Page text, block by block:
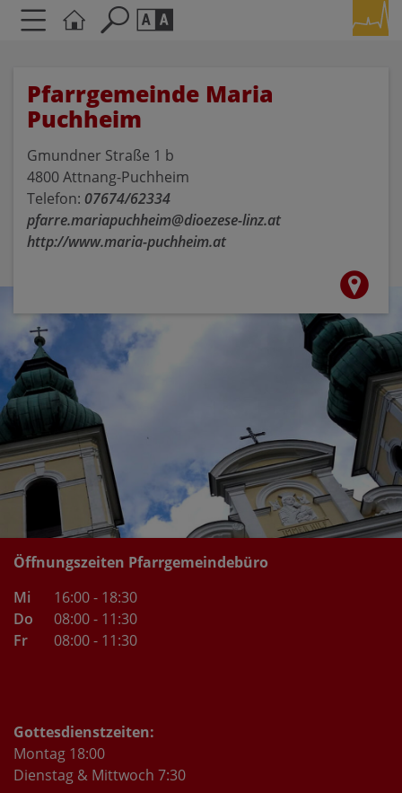
Schriftgröße
AAA
Kontrasteinstellungen
A A A A A
Pfarrgemeinde Maria
Puchheim
Gmundner Straße 1 b
4800 Attnang-Puchheim
Telefon: 07674/62334
pfarre.mariapuchheim@dioezese-linz.at
http://www.maria-puchheim.at
Öffnungszeiten Pfarrgemeindebüro
Mi
16:00 - 18:30
Do
08:00 - 11:30
Fr
08:00 - 11:30
Gottesdienstzeiten:
Montag 18:00
Dienstag & Mittwoch 7:30